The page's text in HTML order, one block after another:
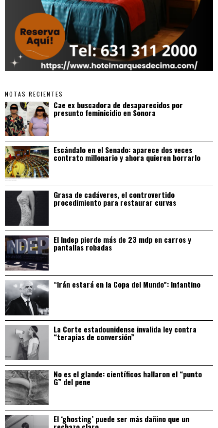
NOTAS RECIENTES
Cae ex buscadora de desaparecidos por
presunto feminicidio en Sonora
Escándalo en el Senado: aparece dos veces
contrato millonario y ahora quieren borrarlo
Grasa de cadáveres, el controvertido
procedimiento para restaurar curvas
El Indep pierde más de 23 mdp en carros y
pantallas robadas
“Irán estará en la Copa del Mundo”: Infantino
La Corte estadounidense invalida ley contra
“terapias de conversión”
No es el glande: científicos hallaron el “punto
G” del pene
El ‘ghosting’ puede ser más dañino que un